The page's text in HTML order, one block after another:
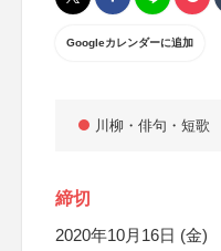
Googleカレンダーに追加
川柳・俳句・短歌
締切
2020年10月16日 (金)